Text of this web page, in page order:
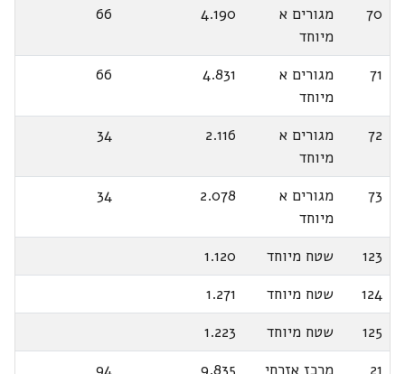
70
מגורים א
מיוחד
4.190
66
71
מגורים א
מיוחד
4.831
66
72
מגורים א
מיוחד
2.116
34
73
מגורים א
מיוחד
2.078
34
123 שטח מיוחד
1.120
124
שטח מיוחד
1.271
125
שטח מיוחד
1.223